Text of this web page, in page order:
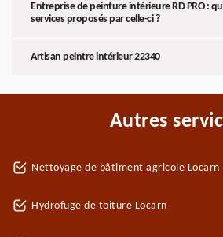
Entreprise de peinture intérieure RD PRO :
services proposés par celle-ci ?
Artisan peintre intérieur 22340
Autres
Nettoyage de bâtiment agricole Locarn
Hydrofuge de toiture Locarn